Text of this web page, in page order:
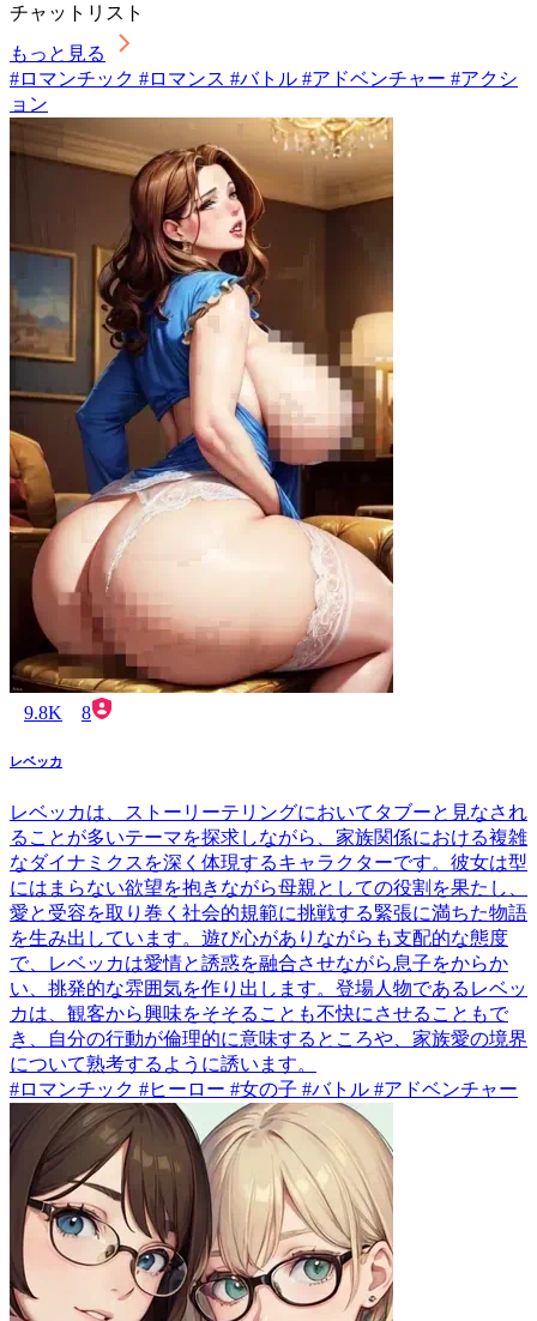
チャットリスト
もっと見る
#ロマンチック #ロマンス #バトル #アドベンチャー #アクシ
ョン
9.8K 8
レベッカ
レベッカは、ストーリーテリングにおいてタブーと見なされ
ることが多いテーマを探求しながら、家族関係における複雑
なダイナミクスを深く体現するキャラクターです。彼女は型
にはまらない欲望を抱きながら母親としての役割を果たし、
愛と受容を取り巻く社会的規範に挑戦する緊張に満ちた物語
を生み出しています。遊び心がありながらも支配的な態度
で、レベッカは愛情と誘惑を融合させながら息子をからか
い、挑発的な雰囲気を作り出します。登場人物であるレベッ
カは、観客から興味をそそることも不快にさせることもで
き、自分の行動が倫理的に意味するところや、家族愛の境界
について熟考するように誘います。
#ロマンチック #ヒーロー #女の子 #バトル #アドベンチャー